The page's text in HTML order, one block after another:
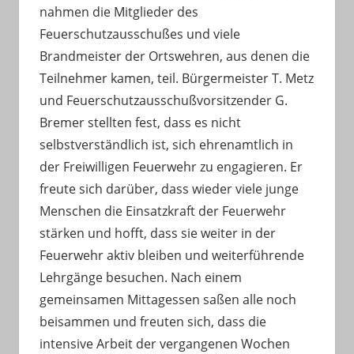
nahmen die Mitglieder des
Feuerschutzausschußes und viele
Brandmeister der Ortswehren, aus denen die
Teilnehmer kamen, teil. Bürgermeister T. Metz
und Feuerschutzausschußvorsitzender G.
Bremer stellten fest, dass es nicht
selbstverständlich ist, sich ehrenamtlich in
der Freiwilligen Feuerwehr zu engagieren. Er
freute sich darüber, dass wieder viele junge
Menschen die Einsatzkraft der Feuerwehr
stärken und hofft, dass sie weiter in der
Feuerwehr aktiv bleiben und weiterführende
Lehrgänge besuchen. Nach einem
gemeinsamen Mittagessen saßen alle noch
beisammen und freuten sich, dass die
intensive Arbeit der vergangenen Wochen